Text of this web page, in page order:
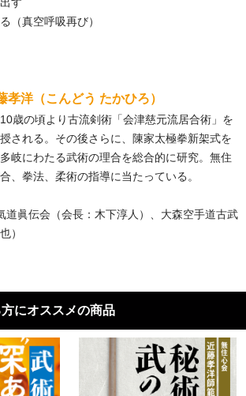
す
（真空呼吸再び）
洋（こんどう たかひろ）
歳の頃より古流剣術「会津慈元流居合術」を
される。その後さらに、陳家太極拳新架式を
岐にわたる武術の理合を総合的に研究。無住
、拳法、柔術の指導に当たっている。
眞伝会（会長：木下淳人）、大森空手道古武
）
にオススメの商品